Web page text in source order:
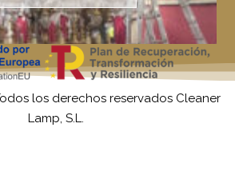
los derechos reservados Cleaner
Lamp, S.L.